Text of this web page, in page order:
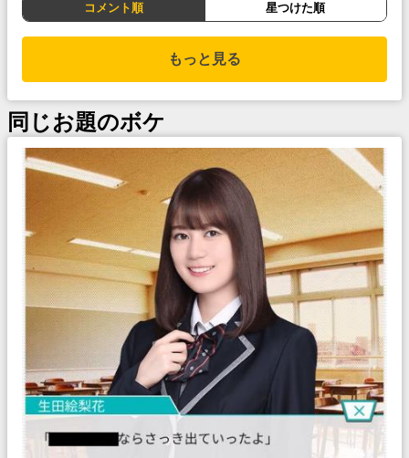
コメント順 星つけた順
もっと見る
同じお題のボケ